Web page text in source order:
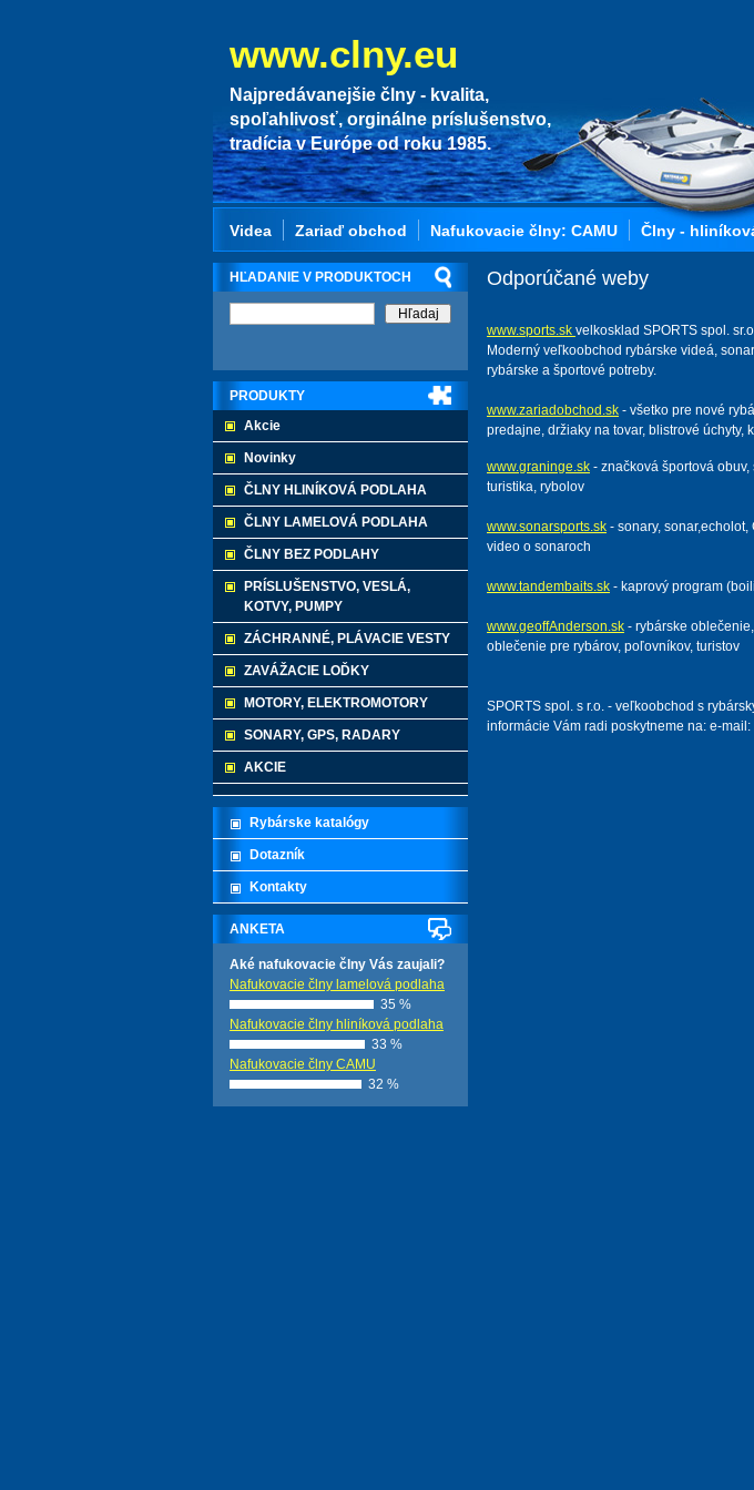
www.clny.eu
Najpredávanejšie člny - kvalita,
spoľahlivosť, orginálne príslušenstvo,
tradícia v Európe od roku 1985.
Odporúčané weby
www.sports.sk velkosklad SPORTS spol.
Moderný veľkoobchod rybárske videá,
rybárske a športové potreby.
www.zariadobchod.sk - všetko pre nové
predajne, držiaky na tovar, blistrové
www.graninge.sk - značková športová
turistika, rybolov
www.sonarsports.sk - sonary,
video o sonaroch
www.tandembaits.sk - kaprový program
www.geoffAnderson.sk - rybárske
oblečenie pre rybárov, poľovníkov, turistov
SPORTS spol. s r.o. - veľkoobchod s
informácie Vám radi poskytneme na: e-
HĽADANIE V PRODUKTOCH
PRODUKTY
Akcie
Novinky
ČLNY HLINÍKOVÁ PODLAHA
ČLNY LAMELOVÁ PODLAHA
ČLNY BEZ PODLAHY
PRÍSLUŠENSTVO, VESLÁ,
KOTVY, PUMPY
ZÁCHRANNÉ, PLÁVACIE VESTY
ZAVÁŽACIE LOĎKY
MOTORY, ELEKTROMOTORY
SONARY, GPS, RADARY
AKCIE
Rybárske katalógy
Dotazník
Kontakty
ANKETA
Aké nafukovacie člny Vás zaujali?
Nafukovacie člny lamelová podlaha
35 %
Nafukovacie člny hliníková podlaha
33 %
Nafukovacie člny CAMU
32 %
Videa Zariaď obchod Nafukovacie člny: CAMU Člny -